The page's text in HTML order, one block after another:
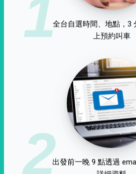
1全台自選時間、地點，3
上預約叫車
2出發前一晚 9 點透過